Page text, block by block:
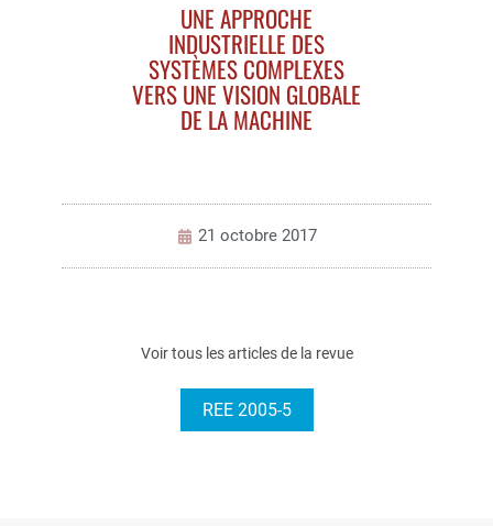
UNE APPROCHE
INDUSTRIELLE DES
SYSTÈMES COMPLEXES
VERS UNE VISION GLOBALE
DE LA MACHINE
21 octobre 2017
Voir tous les articles de la revue
REE 2005-5